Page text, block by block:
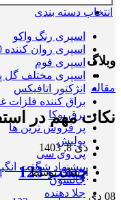
انتخاب دسته بندی
اسپری رنگ واکو
اسپری روان کننده RZ-40
اسپری فوم
اسپری مختلف
انژکتور اتافیکس
براق کننده فلزات
برق پوکا
پر فروش ترین ها
پولیش
پی وی سی
پیشنهاد شگفت
جانسون
جلا دهنده
چسب 123
وبلاگ
مقاله
نکات مهم در
دی 8, 1403
ارسال توسط
08 دی